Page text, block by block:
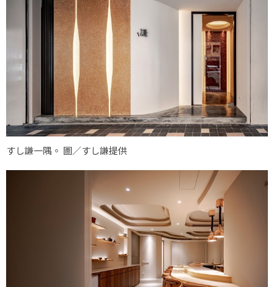
すし謙一隅。 圖／すし謙提供